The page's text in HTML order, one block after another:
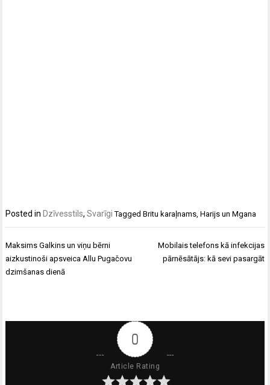
Posted inDzīvesstils,Svarīgi TaggedBritu karaļnams ,Harijs un Mgana
Ziņu
izvēlne
Maksims Galkins un viņu bērni
aizkustinoši apsveica Allu Pugačovu
dzimšanas dienā
Mobilais telefons kā infekcijas
pārnēsātājs: kā sevi pasargāt
0
Article Rating